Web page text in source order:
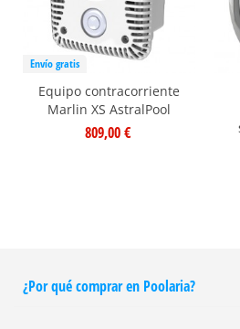
Envío gratis
Equipo contracorriente
Marlin XS AstralPool
809,00 €
¿Por qué comprar en Poolaria?